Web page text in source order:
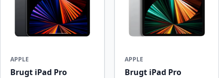
APPLE
Brugt iPad Pro
APPLE
Brugt iPad Pro